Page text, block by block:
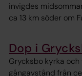
invigdes
ca 13 km söder om
Dop i
Grycksbo kyrka
gångavstånd från